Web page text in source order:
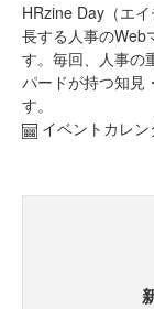
HRzine Day（エ
長する人事のWeb
す。毎回、人事の
パードが持つ知見
す。
イベントカレン